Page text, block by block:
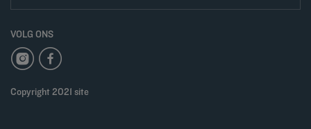
VOLG ONS
Copyright 2021 site